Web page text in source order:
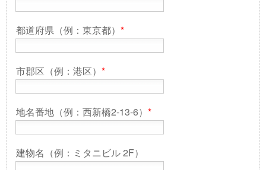
都道府県（例：東京都） *
市郡区（例：港区） *
地名番地（例：西新橋2-13-6） *
建物名（例：ミタニビル 2F）